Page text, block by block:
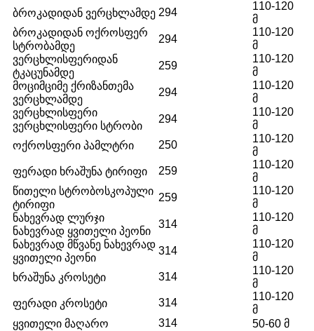
ბროკადიდან ვერცხლამდე 294
110-120
მ
ბროკადიდან ოქროსფერ
სტრობამდე
294
110-120
მ
ვერცხლისფერიდან
ტკაცუნამდე
259
110-120
მ
მოციმციმე ქრიზანთემა
ვერცხლამდე
294
110-120
მ
ვერცხლისფერი
ვერცხლისფერი სტრობი
294
110-120
მ
ოქროსფერი პამლტრი
250
110-120
მ
ფერადი ხრაშუნა ტირიფი
259
110-120
მ
წითელი სტრობოსკოპული
ტირიფი
259
110-120
მ
ნახევრად ლურჯი
ნახევრად ყვითელი პეონი
314
110-120
მ
ნახევრად მწვანე ნახევრად
ყვითელი პეონი
314
110-120
მ
ხრაშუნა კროსეტი
314
110-120
მ
ფერადი კროსეტი
314
110-120
მ
ყვითელი მაღარო
314
50-60 მ